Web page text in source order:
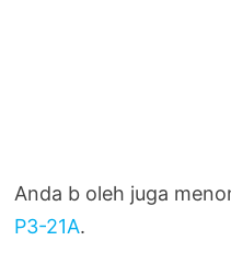
Anda b oleh juga
P3-21A.